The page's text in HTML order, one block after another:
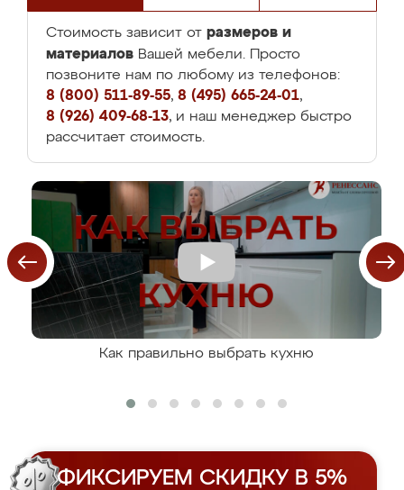
Стоимость зависит от размеров и
материалов Вашей мебели. Просто
позвоните нам по любому из телефонов:
8 (800) 511-89-55, 8 (495) 665-24-01,
8 (926) 409-68-13, и наш менеджер быстро
рассчитает стоимость.
Как правильно выбрать кухню
ФИКСИРУЕМ СКИДКУ В 5%